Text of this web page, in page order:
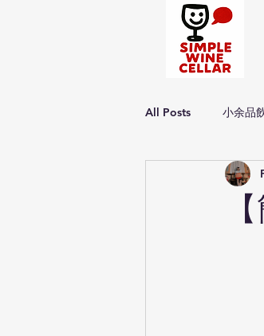
All Posts 小余品
Simple about